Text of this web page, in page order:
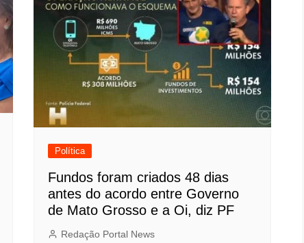
Política
Fundos foram criados 48 dias
antes do acordo entre Governo
de Mato Grosso e a Oi, diz PF
Redação Portal News